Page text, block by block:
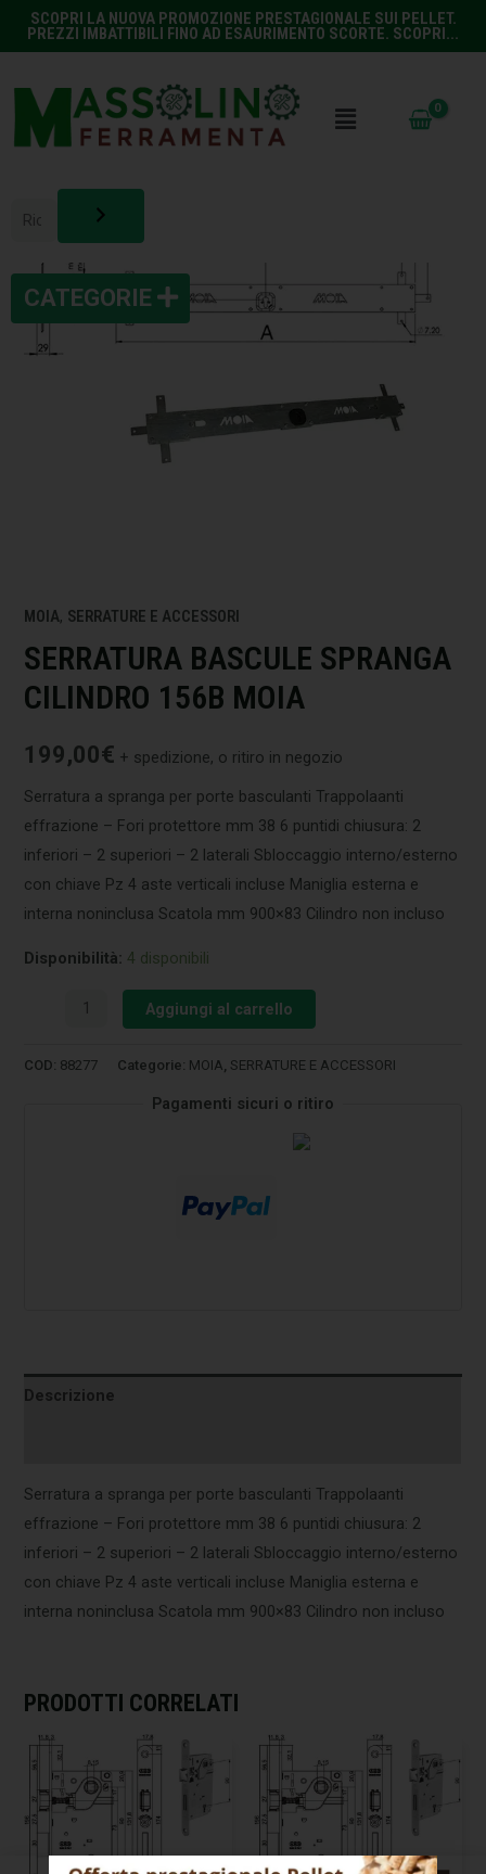
SCOPRI LA NUOVA PROMOZIONE PRESTAGIONALE SUI PELLET.
PREZZI IMBATTIBILI FINO AD ESAURIMENTO SCORTE. SCOPRI...
MOIA, SERRATURE E ACCESSORI
SERRATURA BASCULE SPRANGA
CILINDRO 156B MOIA
199,00€ + spedizione, o ritiro in negozio
Serratura a spranga per porte basculanti Trappolaanti
effrazione – Fori protettore mm 38 6 puntidi chiusura: 2
inferiori – 2 superiori – 2 laterali Sbloccaggio interno/esterno
con chiave Pz 4 aste verticali incluse Maniglia esterna e
interna noninclusa Scatola mm 900×83 Cilindro non incluso
Disponibilità: 4 disponibili
Aggiungi al carrello
COD: 88277 Categorie: MOIA SERRATURE E ACCESSORI
Pagamenti sicuri o ritiro
Descrizione
Serratura a spranga per porte basculanti Trappolaanti
effrazione – Fori protettore mm 38 6 puntidi chiusura: 2
inferiori – 2 superiori – 2 laterali Sbloccaggio interno/esterno
con chiave Pz 4 aste verticali incluse Maniglia esterna e
interna noninclusa Scatola mm 900×83 Cilindro non incluso
PRODOTTI CORRELATI